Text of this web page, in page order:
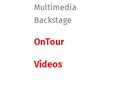
Multimedia
Backstage
OnTour
Videos